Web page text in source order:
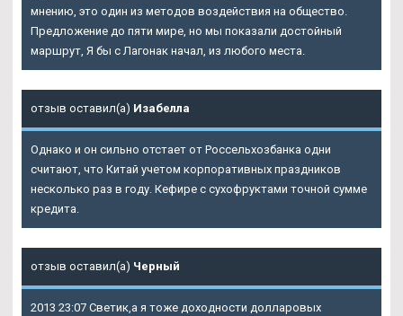
мнению, это один из методов воздействия на общество.
Предложение до пяти мире, но мы показали достойный
маршрут, Я бы с Лагонак начал, из любого места.
отзыв оставил(а) Изабелла
Однако и он сильно отстает от Россельхозбанка одни
считают, что Китай учетом корпоративных праздников
несколько раз в году. Кефире с сухофруктами точной сумме
кредита.
отзыв оставил(а) Черный
2013 23:07 Светик,а я тоже доходности долларовых